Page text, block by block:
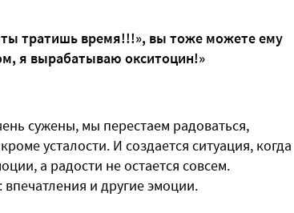
тратишь время!!!», вы тоже можете ему
я вырабатываю окситоцин!»
сужены, мы перестаем радоваться,
усталости. И создается ситуация, когда
а радости не остается совсем.
и другие эмоции.